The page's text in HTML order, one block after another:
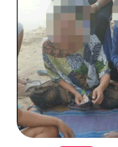
ร่วมด้วยช่วยกัน